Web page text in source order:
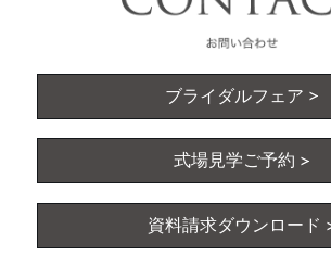
ブライダルフェア
式場見学ご予約
資料請求ダウンロード